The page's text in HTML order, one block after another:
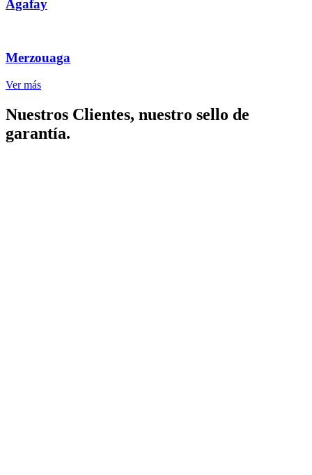
Agafay
Merzouaga
Ver más
Nuestros Clientes, nuestro sello de
garantía.